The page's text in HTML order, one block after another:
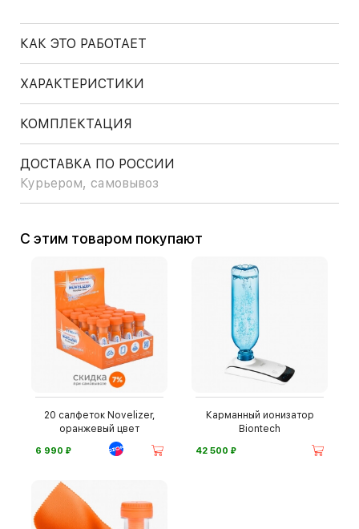
КАК ЭТО РАБОТАЕТ
ХАРАКТЕРИСТИКИ
КОМПЛЕКТАЦИЯ
ДОСТАВКА ПО РОССИИ
Курьером, самовывоз
С этим товаром покупают
20 салфеток Novelizer,
оранжевый цвет
6 990 ⃏
Карманный ионизатор
Biontech
42 500 ⃏